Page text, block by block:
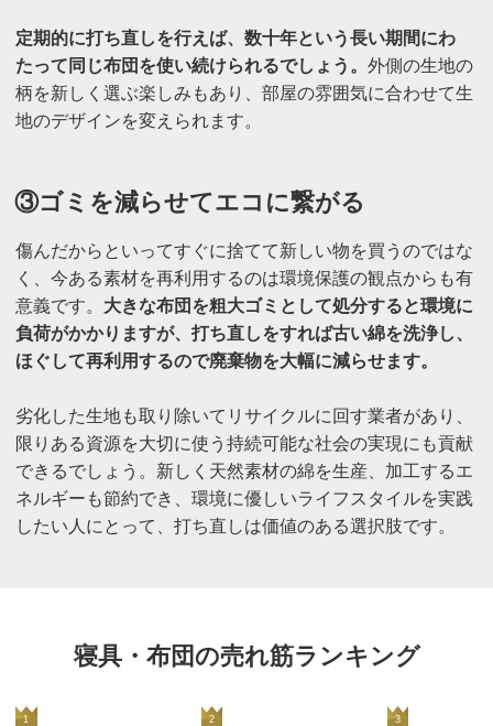
定期的に打ち直しを行えば、数十年という長い期間にわ
たって同じ布団を使い続けられるでしょう。 外側の生地の
柄を新しく選ぶ楽しみもあり、部屋の雰囲気に合わせて生
地のデザインを変えられます。
③ゴミを減らせてエコに繋がる
傷んだからといってすぐに捨てて新しい物を買うのではな
く、今ある素材を再利用するのは環境保護の観点からも有
意義です。 大きな布団を粗大ゴミとして処分すると環境に
負荷がかかりますが、打ち直しをすれば古い綿を洗浄し、
ほぐして再利用するので廃棄物を大幅に減らせます。
劣化した生地も取り除いてリサイクルに回す業者があり、
限りある資源を大切に使う持続可能な社会の実現にも貢献
できるでしょう。新しく天然素材の綿を生産、加工するエ
ネルギーも節約でき、環境に優しいライフスタイルを実践
したい人にとって、打ち直しは価値のある選択肢です。
寝具・布団の売れ筋ランキング
1 2 3